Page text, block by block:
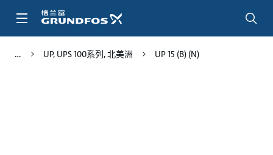
UP, UPS 100系列, 北美洲 UP 15 (B) (N)